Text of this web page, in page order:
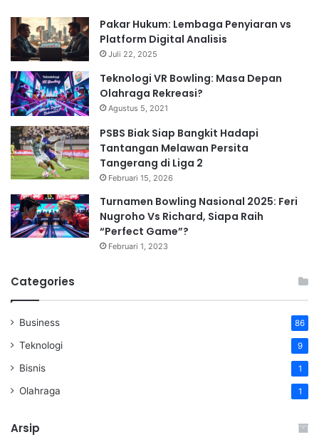
Pakar Hukum: Lembaga Penyiaran vs
Platform Digital Analisis
Juli 22, 2025
Teknologi VR Bowling: Masa Depan
Olahraga Rekreasi?
Agustus 5, 2021
PSBS Biak Siap Bangkit Hadapi
Tantangan Melawan Persita
Tangerang di Liga 2
Februari 15, 2026
Turnamen Bowling Nasional 2025: Feri
Nugroho Vs Richard, Siapa Raih
“Perfect Game”?
Februari 1, 2023
Categories
Business 86
Teknologi 9
Bisnis 1
Olahraga 1
Arsip